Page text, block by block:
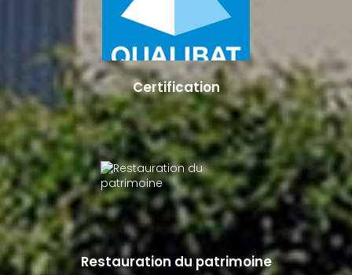
Certification
Restauration du patrimoine